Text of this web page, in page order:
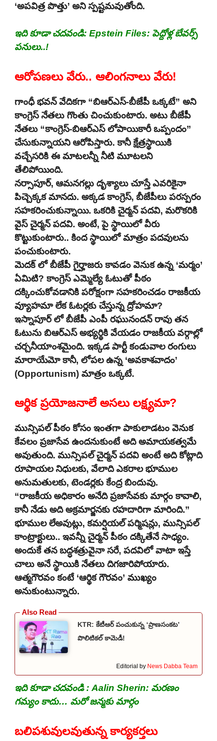
‘అపవిత్ర పొత్తు’ అని స్పష్టమవుతోంది.
ఇది కూడా చదవండి: Epstein Files: పెద్దోళ్ల బేవర్స్
పనులు..!
ఆరోపణలు వేరు.. ఆలింగనాలు వేరు!
గాంధీ భవన్ వేదికగా “బిఆర్ఎస్-బీజేపీ ఒక్కటే” అని
కాంగ్రెస్ నేతలు గొంతు చించుకుంటారు. అటు బీజేపీ
నేతలు “కాంగ్రెస్-బిఆర్ఎస్ లోపాయికారీ ఒప్పందం”
చేసుకున్నాయని ఆరోపిస్తారు. కానీ క్షేత్రస్థాయికి
వచ్చేసరికి ఈ మాటలన్నీ నీటి మూటలని
తేలిపోయింది.
నర్సాపూర్, ఆమనగల్లు దృశ్యాలు చూస్తే ఎవరికైనా
పిచ్చెక్కక మానదు. అక్కడ కాంగ్రెస్, బీజేపీలు పరస్పరం
సహకరించుకున్నాయి. ఒకరికి చైర్మన్ పదవి, మరొకరికి
వైస్ చైర్మన్ పదవి. అంటే, పై స్థాయిలో వీరు
కొట్టుకుంటారు.. కింద స్థాయిలో మాత్రం పదవులను
పంచుకుంటారు.
మెదక్ లో బీజేపీ గైర్హాజరు కావడం వెనుక ఉన్న ‘మర్మం’
ఏమిటి? కాంగ్రెస్ ఎమ్మెల్యే ఓటుతో పీఠం
దక్కించుకోవడానికి పరోక్షంగా సహకరించడం రాజకీయ
వ్యూహమా లేక ఓటర్లకు చేస్తున్న ద్రోహమా?
ఇస్నాపూర్ లో బీజేపీ ఎంపీ రఘునందన్ రావు తన
ఓటును బిఆర్ఎస్ అభ్యర్థికి వేయడం రాజకీయ వర్గాల్లో
చర్చనీయాంశమైంది. ఇక్కడ పార్టీ కండువాల రంగులు
మారాయేమో కానీ, లోపల ఉన్న ‘అవకాశవాదం’
(Opportunism) మాత్రం ఒక్కటే.
ఆర్థిక ప్రయోజనాలే అసలు లక్ష్యమా?
మున్సిపల్ పీఠం కోసం ఇంతగా పాకులాడటం వెనుక
కేవలం ప్రజాసేవ ఉందనుకుంటే అది అమాయకత్వమే
అవుతుంది. మున్సిపల్ చైర్మన్ పదవి అంటే అది కోట్లాది
రూపాయల నిధులకు, వేలాది ఎకరాల భూముల
అనుమతులకు, టెండర్లకు కేంద్ర బిందువు.
“రాజకీయ అధికారం అనేది ప్రజాసేవకు మార్గం కావాలి,
కానీ నేడు అది అక్రమార్జనకు రహదారిగా మారింది.”
భూముల లేఅవుట్లు, కమర్షియల్ పర్మిషన్లు, మున్సిపల్
కాంట్రాక్టులు.. ఇవన్నీ చైర్మన్ పీఠం దక్కితేనే సాధ్యం.
అందుకే తన బద్ధశత్రువైనా సరే, పదవిలో వాటా ఇస్తే
చాలు అనే స్థాయికి నేతలు దిగజారిపోయారు.
ఆత్మగౌరవం కంటే ‘ఆర్థిక గౌరవం’ ముఖ్యం
అనుకుంటున్నారు.
KTR: కేటీఆర్ పంచుకున్న ‘ప్రాణసంకట’
పొలిటికల్ కామెడీ!
Editorial by News Dabba Team
ఇది కూడా చదవండి :Aalin Sherin: మరణం
గమ్యం కాదు… మరో జన్మకు మార్గం
బలిపశువులవుతున్న కార్యకర్తలు